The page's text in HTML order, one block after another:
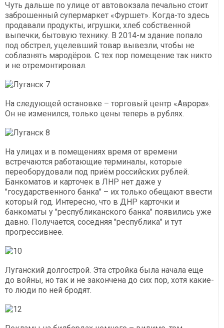
Чуть дальше по улице от автовокзала печально стоит
заброшенный супермаркет «Фуршет». Когда-то здесь
продавали продукты, игрушки, хлеб собственной
выпечки, бытовую технику. В 2014-м здание попало
под обстрел, уцелевший товар вывезли, чтобы не
соблазнять мародёров. С тех пор помещение так никто
и не отремонтировал.
На следующей остановке – торговый центр «Аврора».
Он не изменился, только цены теперь в рублях.
На улицах и в помещениях время от времени
встречаются работающие терминалы, которые
переоборудовали под приём российских рублей.
Банкоматов и карточек в ЛНР нет даже у
"государственного банка" – их только обещают ввести
который год. Интересно, что в ДНР карточки и
банкоматы у "республиканского банка" появились уже
давно. Получается, соседняя "республика" и тут
прогрессивнее.
Луганский долгострой. Эта стройка была начала еще
до войны, но так и не закончена до сих пор, хотя какие-
то люди по ней бродят.